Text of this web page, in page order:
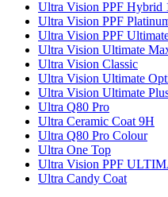
Ultra Vision PPF Hybrid
Ultra Vision PPF
Ultra Vision PPF
Ultra Vision Ultimate
Ultra Vision Classic
Ultra Vision Ultimate
Ultra Vision Ultimate
Ultra Q80 Pro
Ultra Ceramic Coat 9H
Ultra Q80 Pro Colour
Ultra One Top
Ultra Vision PPF
Ultra Candy Coat